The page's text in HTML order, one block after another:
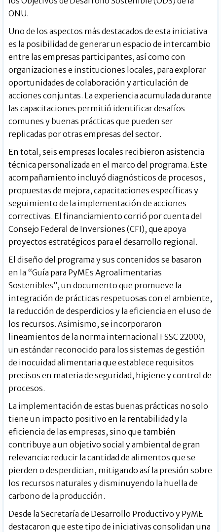
ONU.
Uno de los aspectos más destacados de esta iniciativa
es la posibilidad de generar un espacio de intercambio
entre las empresas participantes, así como con
organizaciones e instituciones locales, para explorar
oportunidades de colaboración y articulación de
acciones conjuntas. La experiencia acumulada durante
las capacitaciones permitió identificar desafíos
comunes y buenas prácticas que pueden ser
replicadas por otras empresas del sector.
En total, seis empresas locales recibieron asistencia
técnica personalizada en el marco del programa. Este
acompañamiento incluyó diagnósticos de procesos,
propuestas de mejora, capacitaciones específicas y
seguimiento de la implementación de acciones
correctivas. El financiamiento corrió por cuenta del
Consejo Federal de Inversiones (CFI), que apoya
proyectos estratégicos para el desarrollo regional.
El diseño del programa y sus contenidos se basaron
en la “Guía para PyMEs Agroalimentarias
Sostenibles”, un documento que promueve la
integración de prácticas respetuosas con el ambiente,
la reducción de desperdicios y la eficiencia en el uso de
los recursos. Asimismo, se incorporaron
lineamientos de la norma internacional FSSC 22000,
un estándar reconocido para los sistemas de gestión
de inocuidad alimentaria que establece requisitos
precisos en materia de seguridad, higiene y control de
procesos.
La implementación de estas buenas prácticas no solo
tiene un impacto positivo en la rentabilidad y la
eficiencia de las empresas, sino que también
contribuye a un objetivo social y ambiental de gran
relevancia: reducir la cantidad de alimentos que se
pierden o desperdician, mitigando así la presión sobre
los recursos naturales y disminuyendo la huella de
carbono de la producción.
Desde la Secretaría de Desarrollo Productivo y PyME
destacaron que este tipo de iniciativas consolidan una